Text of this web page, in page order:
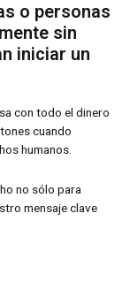
o personas
sin
iniciar un
con todo el dinero
cuando
humanos.
no sólo para
mensaje clave